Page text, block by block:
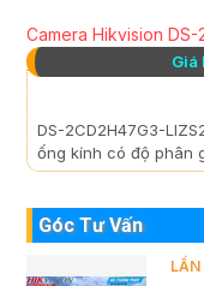
Camera Hikvision DS-
Giá
DS-2CD2H47G3-
ống kính có độ phân
Góc Tư Vấn